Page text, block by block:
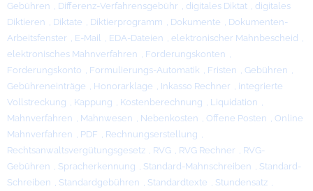
Gebühren , Differenz-Verfahrensgebühr , digitales Diktat , digitales
Diktieren , Diktate , Diktierprogramm , Dokumente , Dokumenten-
Arbeitsfenster , E-Mail , EDA-Dateien , elektronischer Mahnbescheid ,
elektronisches Mahnverfahren , Forderungskonten ,
Forderungskonto , Formulierungs-Automatik , Fristen , Gebühren ,
Gebühreneinträge , Honorarklage , Inkasso Rechner , integrierte
Vollstreckung , Kappung , Kostenberechnung , Liquidation ,
Mahnverfahren , Mahnwesen , Nebenkosten , Offene Posten , Online
Mahnverfahren , PDF , Rechnungserstellung ,
Rechtsanwaltsvergütungsgesetz , RVG , RVG Rechner , RVG-
Gebühren , Spracherkennung , Standard-Mahnschreiben , Standard-
Schreiben , Standardgebühren , Standardtexte , Stundensatz ,